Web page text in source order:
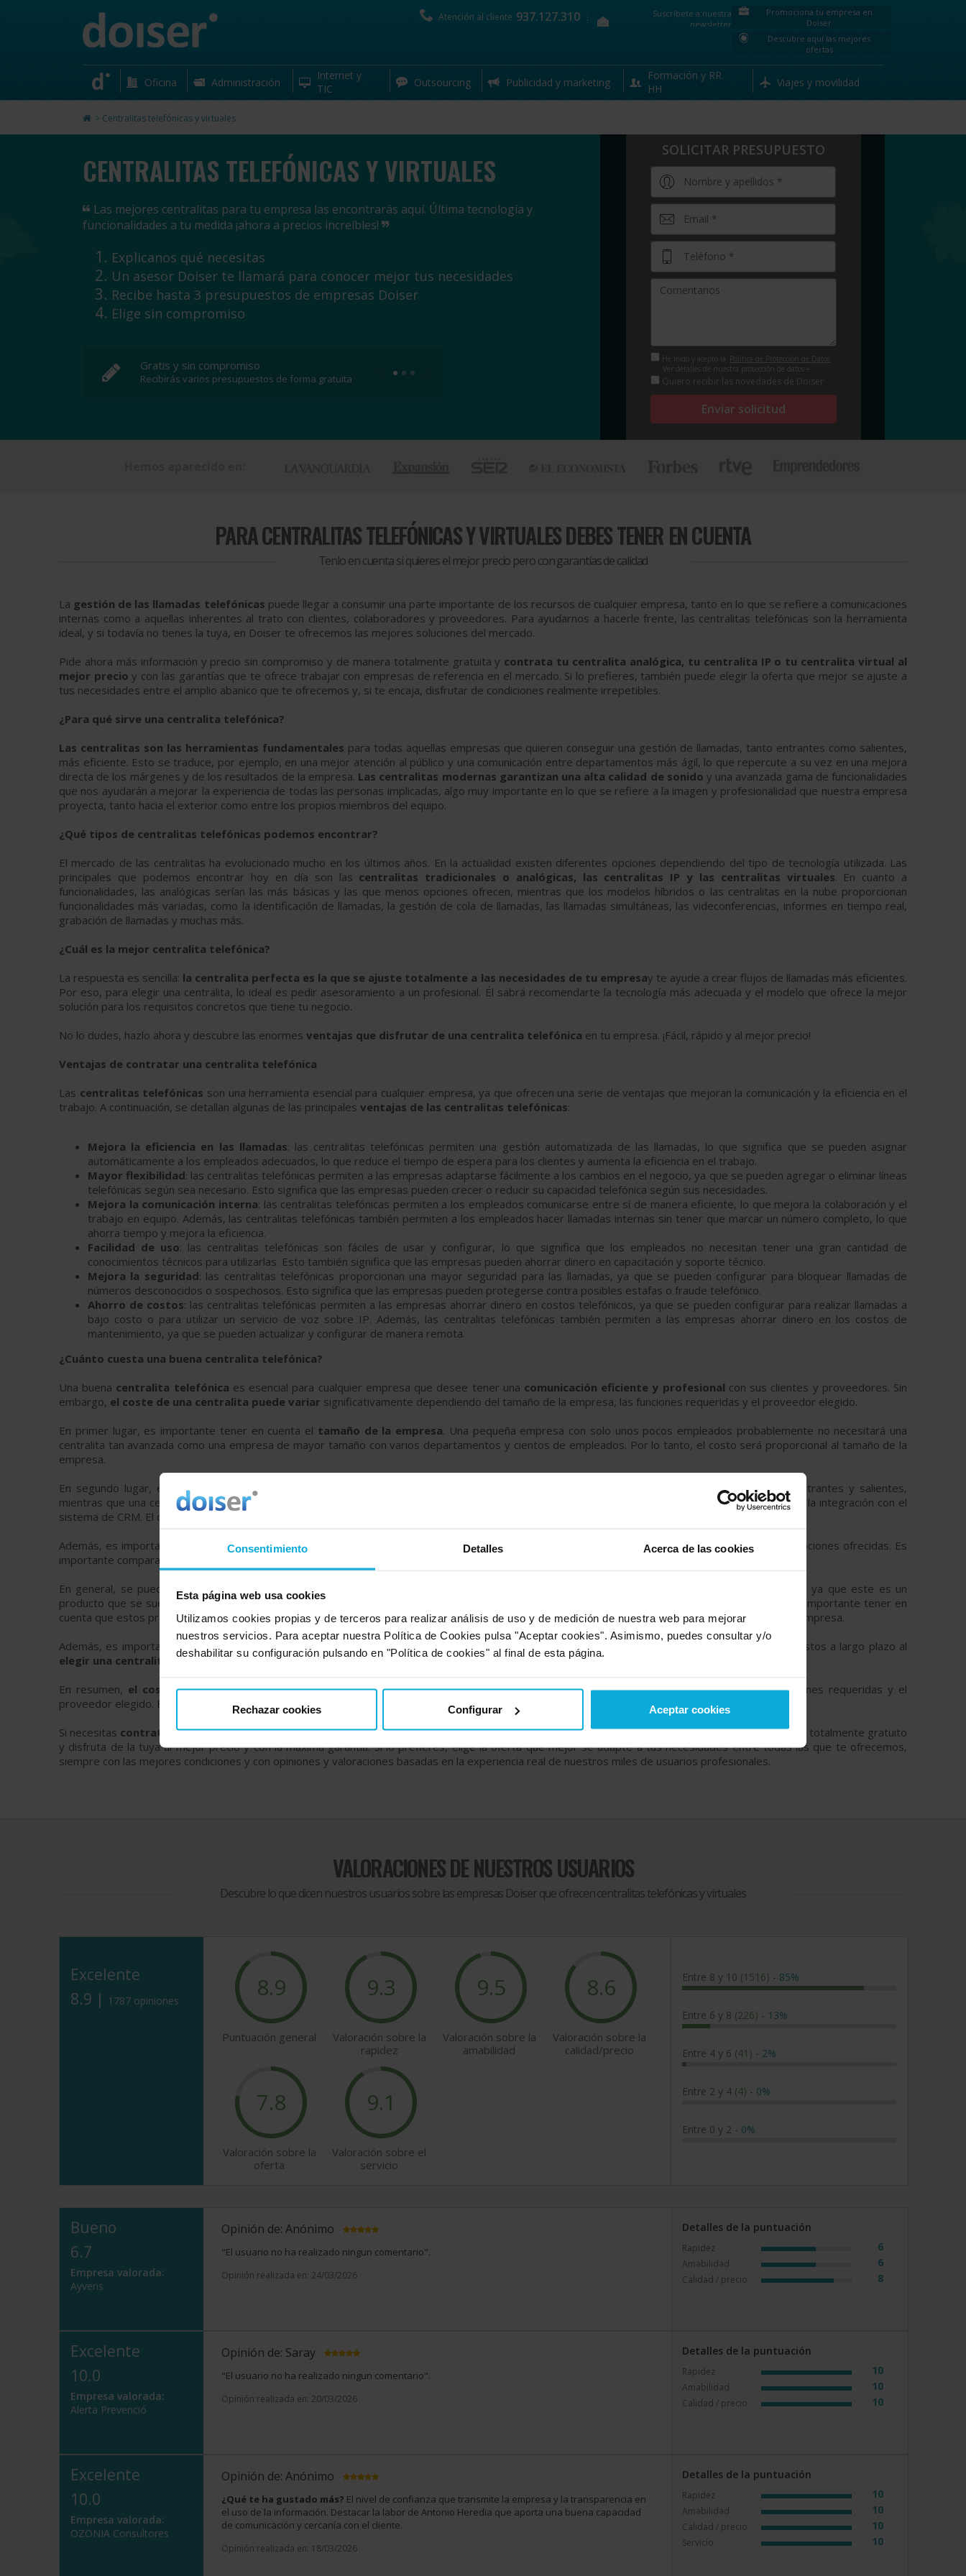
Consentimiento Detalles Acerca de las cookies
Esta página web usa cookies
Utilizamos cookies propias y de terceros para realizar análisis de uso y de medición de nuestra web para mejorar
nuestros servicios. Para aceptar nuestra Política de Cookies pulsa "Aceptar cookies". Asimismo, puedes consultar y/o
deshabilitar su configuración pulsando en "Política de cookies" al final de esta página.
Rechazar cookies Configurar Aceptar cookies
Atención al cliente 937.127.310
Suscríbete a nuestra
newsletter
Promociona tu empresa en
Doiser
Descubre aquí las mejores
ofertas
Oficina Administración
Internet y
TIC
Outsourcing Publicidad y marketing
Formación y RR.
HH.
Viajes y movilidad
> Centralitas telefónicas y virtuales
SOLICITAR PRESUPUESTO
He leído y acepto la Política de Protección de Datos
Ver detalles de nuestra protección de datos +
Quiero recibir las novedades de Doiser
Enviar solicitud
CENTRALITAS TELEFÓNICAS Y VIRTUALES
Las mejores centralitas para tu empresa las encontrarás aquí. Última tecnología y
funcionalidades a tu medida ¡ahora a precios increíbles!
Explicanos qué necesitas
Un asesor Doiser te llamará para conocer mejor tus necesidades
Recibe hasta 3 presupuestos de empresas Doiser
Elige sin compromiso
Gratis y sin compromiso
Recibirás varios presupuestos de forma gratuita
PARACENTRALITAS TELEFÓNICAS Y VIRTUALES DEBES TENER EN CUENTA
Tenlo en cuenta si quieres el mejor precio pero con garantías de calidad
La gestión de las llamadas telefónicas puede llegar a consumir una parte importante de los recursos de cualquier empresa, tanto en lo que se refiere a comunicaciones
internas como a aquellas inherentes al trato con clientes, colaboradores y proveedores. Para ayudarnos a hacerle frente, las centralitas telefónicas son la herramienta
ideal, y si todavía no tienes la tuya, en Doiser te ofrecemos las mejores soluciones del mercado.
Pide ahora más información y precio sin compromiso y de manera totalmente gratuita y contrata tu centralita analógica, tu centralita IP o tu centralita virtual al
mejor precio y con las garantías que te ofrece trabajar con empresas de referencia en el mercado. Si lo prefieres, también puede elegir la oferta que mejor se ajuste a
tus necesidades entre el amplio abanico que te ofrecemos y, si te encaja, disfrutar de condiciones realmente irrepetibles.
¿Para qué sirve una centralita telefónica?
Las centralitas son las herramientas fundamentales para todas aquellas empresas que quieren conseguir una gestión de llamadas, tanto entrantes como salientes,
más eficiente. Esto se traduce, por ejemplo, en una mejor atención al público y una comunicación entre departamentos más ágil, lo que repercute a su vez en una mejora
directa de los márgenes y de los resultados de la empresa. Las centralitas modernas garantizan una alta calidad de sonido y una avanzada gama de funcionalidades
que nos ayudarán a mejorar la experiencia de todas las personas implicadas, algo muy importante en lo que se refiere a la imagen y profesionalidad que nuestra empresa
proyecta, tanto hacia el exterior como entre los propios miembros del equipo.
¿Qué tipos de centralitas telefónicas podemos encontrar?
El mercado de las centralitas ha evolucionado mucho en los últimos años. En la actualidad existen diferentes opciones dependiendo del tipo de tecnología utilizada. Las
principales que podemos encontrar hoy en día son las centralitas tradicionales o analógicas, las centralitas IP y las centralitas virtuales. En cuanto a
funcionalidades, las analógicas serían las más básicas y las que menos opciones ofrecen, mientras que los modelos híbridos o las centralitas en la nube proporcionan
funcionalidades más variadas, como la identificación de llamadas, la gestión de cola de llamadas, las llamadas simultáneas, las videconferencias, informes en tiempo real,
grabación de llamadas y muchas más.
¿Cuál es la mejor centralita telefónica?
La respuesta es sencilla: la centralita perfecta es la que se ajuste totalmente a las necesidades de tu empresay te ayude a crear flujos de llamadas más eficientes.
Por eso, para elegir una centralita, lo ideal es pedir asesoramiento a un profesional. Él sabrá recomendarte la tecnología más adecuada y el modelo que ofrece la mejor
solución para los requisitos concretos que tiene tu negocio.
No lo dudes, hazlo ahora y descubre las enormes ventajas que disfrutar de una centralita telefónica en tu empresa. ¡Fácil, rápido y al mejor precio!
Ventajas de contratar una centralita telefónica
Las centralitas telefónicas son una herramienta esencial para cualquier empresa, ya que ofrecen una serie de ventajas que mejoran la comunicación y la eficiencia en el
trabajo. A continuación, se detallan algunas de las principales ventajas de las centralitas telefónicas:
Mejora la eficiencia en las llamadas: las centralitas telefónicas permiten una gestión automatizada de las llamadas, lo que significa que se pueden asignar
automáticamente a los empleados adecuados, lo que reduce el tiempo de espera para los clientes y aumenta la eficiencia en el trabajo.
Mayor flexibilidad: las centralitas telefónicas permiten a las empresas adaptarse fácilmente a los cambios en el negocio, ya que se pueden agregar o eliminar líneas
telefónicas según sea necesario. Esto significa que las empresas pueden crecer o reducir su capacidad telefónica según sus necesidades.
Mejora la comunicación interna: las centralitas telefónicas permiten a los empleados comunicarse entre sí de manera eficiente, lo que mejora la colaboración y el
trabajo en equipo. Además, las centralitas telefónicas también permiten a los empleados hacer llamadas internas sin tener que marcar un número completo, lo que
ahorra tiempo y mejora la eficiencia.
Facilidad de uso: las centralitas telefónicas son fáciles de usar y configurar, lo que significa que los empleados no necesitan tener una gran cantidad de
conocimientos técnicos para utilizarlas. Esto también significa que las empresas pueden ahorrar dinero en capacitación y soporte técnico.
Mejora la seguridad: las centralitas telefónicas proporcionan una mayor seguridad para las llamadas, ya que se pueden configurar para bloquear llamadas de
números desconocidos o sospechosos. Esto significa que las empresas pueden protegerse contra posibles estafas o fraude telefónico.
Ahorro de costos: las centralitas telefónicas permiten a las empresas ahorrar dinero en costos telefónicos, ya que se pueden configurar para realizar llamadas a
bajo costo o para utilizar un servicio de voz sobre IP. Además, las centralitas telefónicas también permiten a las empresas ahorrar dinero en los costos de
mantenimiento, ya que se pueden actualizar y configurar de manera remota.
¿Cuánto cuesta una buena centralita telefónica?
Una buena centralita telefónica es esencial para cualquier empresa que desee tener una comunicación eficiente y profesional con sus clientes y proveedores. Sin
embargo, el coste de una centralita puede variar significativamente dependiendo del tamaño de la empresa, las funciones requeridas y el proveedor elegido.
En primer lugar, es importante tener en cuenta el tamaño de la empresa. Una pequeña empresa con solo unos pocos empleados probablemente no necesitará una
centralita tan avanzada como una empresa de mayor tamaño con varios departamentos y cientos de empleados. Por lo tanto, el costo será proporcional al tamaño de la
empresa.
En segundo lugar, es importante considerar las
solo incluirá funciones básicas como llamadas entrantes y salientes,
mientras que una centralita avanzada puede incluir funciones adicionales como el correo de voz, la conferencia telefónica, la grabación de llamadas y la integración con el
sistema de CRM. El costo de una centralita aumentará proporcionalmente a las funciones adicionales requeridas.
Además, es importante
tener en cuenta el proveedor elegido
. Los proveedores de centralitas telefónicas varían en cuanto a los precios y las opciones ofrecidas. Es
importante comparar varios proveedores y sus opciones antes de tomar una decisión.
En general, se puede esperar que
una centralita básica para una pequeña empresa parta de un precio de 30 €/mes aproximadamente
, ya que este es un
producto que se suele contratar en modalidad de pago mensual, aunque también existe la posibilidad de hacerlo con un pago único. Dicho esto, es importante tener en
cuenta que estos precios son solo una estimación y pueden variar significativamente dependiendo de las especificaciones y las necesidades de cada empresa.
Además, es importante tener en cuenta los costes adicionales, como el
mantenimiento y el servicio técnico
. Es importante considerar estos costos a largo plazo al
elegir una centralita telefónica, ya que pueden afectar significativamente el costo total de la centralita a lo largo del tiempo.
En resumen, el coste de una buena centralita telefónicapuede variar significativamente dependiendo del tamaño de la empresa, las funciones requeridas y el
proveedor elegido. Es importante comparar varios proveedores y sus opciones antes de tomar una decisión
Si necesitas contratar una centralita telefónica o virtual en tu empresa, pide ahora más información y presupuesto sin compromiso y de manera totalmente gratuito
y disfruta de la tuya al mejor precio y con la máxima garantía. Si lo prefieres, elige la oferta que mejor se adapte a tus necesidades entre todas las que te ofrecemos,
siempre con las mejores condiciones y con opiniones y valoraciones basadas en la experiencia real de nuestros miles de usuarios profesionales.
VALORACIONES DE NUESTROS USUARIOS
Descubre lo que dicen nuestros usuarios sobre las empresas Doiser que ofrecencentralitas telefónicas y virtuales
Excelente
8.9 |
1787 opiniones 8.9
Puntuación general
9.3
Valoración sobre la
rapidez
9.5
Valoración sobre la
amabilidad
8.6
Valoración sobre la
calidad/precio
7.8
Valoración sobre la
oferta
9.1
Valoración sobre el
servicio
Entre 8 y 10 (1516) - 85%
Entre 6 y 8 (226) - 13%
Entre 4 y 6 (41) - 2%
Entre 2 y 4 (4) - 0%
Entre 0 y 2 - 0%
Bueno
6.7
Empresa valorada:
Ayvens
Opinión de: Anónimo
"El usuario no ha realizado ningun comentario".
Opinión realizada en: 24/03/2026
Detalles de la puntuación
Rapidez 6
Amabilidad 6
Calidad / precio 8
Excelente
10.0
Empresa valorada:
Alerta Prevenció
Opinión de: Saray
"El usuario no ha realizado ningun comentario".
Opinión realizada en: 20/03/2026
Detalles de la puntuación
Rapidez 10
Amabilidad 10
Calidad / precio 10
Excelente
10.0
Empresa valorada:
OZONIA Consultores
Opinión de: Anónimo
¿Qué te ha gustado más? El nivel de confianza que transmite la empresa y la transparencia en
el uso de la información. Destacar la labor de Antonio Heredia que aporta una buena capacidad
de comunicación y cercanía con el cliente.
Opinión realizada en: 18/03/2026
Detalles de la puntuación
Rapidez 10
Amabilidad 10
Calidad / precio 10
Servicio 10